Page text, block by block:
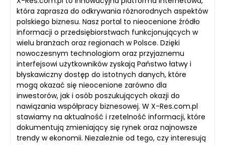
która zaprasza do odkrywania różnorodnych aspektów
polskiego biznesu. Nasz portal to nieocenione źródło
informacji o przedsiębiorstwach funkcjonujących w
wielu branżach oraz regionach w Polsce. Dzięki
nowoczesnym technologiom oraz przyjaznemu
interfejsowi użytkowników zyskają Państwo łatwy i
błyskawiczny dostęp do istotnych danych, które
mogą okazać się nieocenione zarówno dla
inwestorów, jak i osób poszukujących okazji do
nawiązania współpracy biznesowej. W X-Res.com.pl
stawiamy na aktualność i rzetelność informacji, które
dokumentują zmieniający się rynek oraz najnowsze
trendy w ekonomii. Niezależnie od tego, czy interesują